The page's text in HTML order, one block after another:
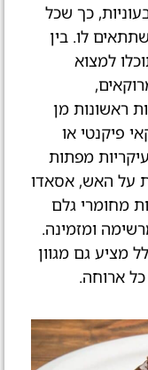
כך שכל
לו. בין
למצוא
ראשונות מן
פיקנטי או
מפתות
על האש, אסאדו
מחומרי גלם
ומזמינה.
מציע גם מגוון
ארוחה.